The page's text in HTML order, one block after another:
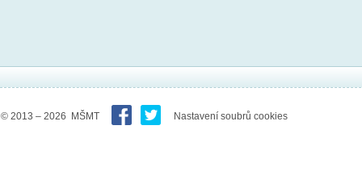
© 2013 – 2026 MŠMT Nastavení soubrů cookies